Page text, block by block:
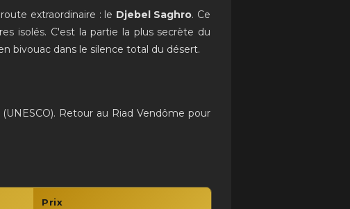
extraordinaire : le Djebel Saghro. Ce
isolés. C'est la partie la plus secrète du
bivouac dans le silence total du désert.
(UNESCO). Retour au Riad Vendôme pour
Prix